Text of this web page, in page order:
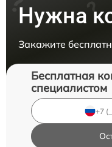
Нужна
Закажите
Бесплатная
специалистом